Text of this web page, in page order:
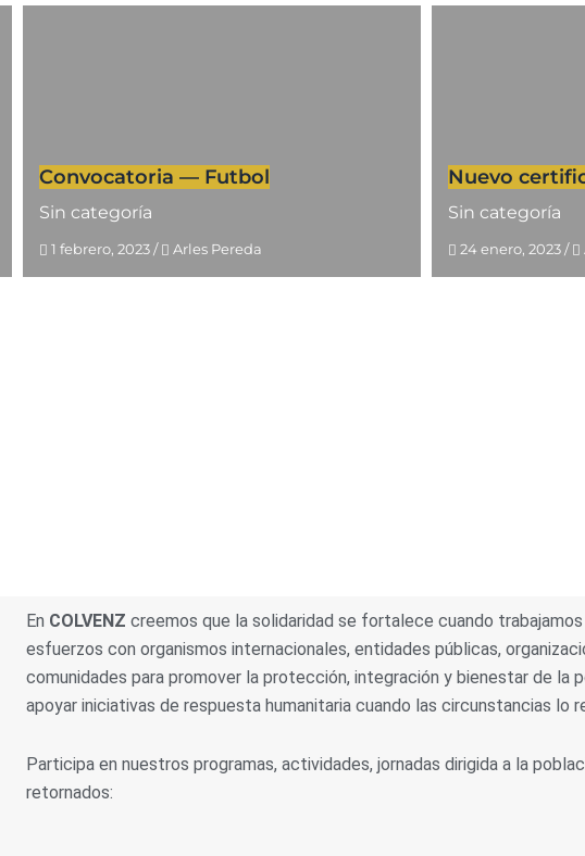
Convocatoria — Futbol
Sin categoría
1 febrero, 2023/ Arles Pereda
Nuevo
Sin categoría
24 enero, 2023/
En COLVENZ creemos que la solidaridad se fortalece cuando
esfuerzos con organismos internacionales, entidades públicas,
comunidades para promover la protección, integración y bienestar de la
apoyar iniciativas de respuesta humanitaria cuando las circunstancias lo
Participa en nuestros programas, actividades, jornadas dirigida a la
retornados: